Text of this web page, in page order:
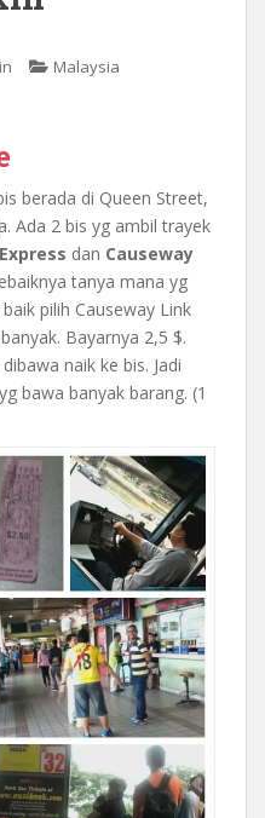
Malaysia
berada di Queen Street,
Ada 2 bis yg ambil trayek
Express dan Causeway
tanya mana yg
pilih Causeway Link
Bayarnya 2,5 $.
naik ke bis. Jadi
bawa banyak barang. (1